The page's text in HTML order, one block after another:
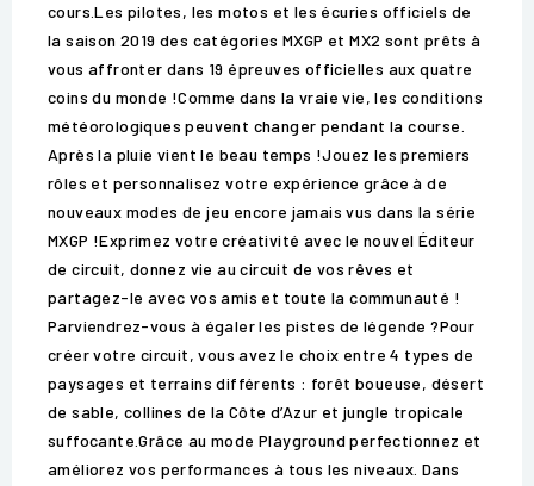
cours.Les pilotes, les motos et les écuries officiels de
la saison 2019 des catégories MXGP et MX2 sont prêts à
vous affronter dans 19 épreuves officielles aux quatre
coins du monde !Comme dans la vraie vie, les conditions
météorologiques peuvent changer pendant la course.
Après la pluie vient le beau temps !Jouez les premiers
rôles et personnalisez votre expérience grâce à de
nouveaux modes de jeu encore jamais vus dans la série
MXGP !Exprimez votre créativité avec le nouvel Éditeur
de circuit, donnez vie au circuit de vos rêves et
partagez-le avec vos amis et toute la communauté !
Parviendrez-vous à égaler les pistes de légende ?Pour
créer votre circuit, vous avez le choix entre 4 types de
paysages et terrains différents : forêt boueuse, désert
de sable, collines de la Côte d’Azur et jungle tropicale
suffocante.Grâce au mode Playground perfectionnez et
améliorez vos performances à tous les niveaux. Dans